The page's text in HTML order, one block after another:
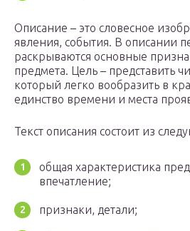
Описание – это словесное
явления, события. В описании
раскрываются основные
предмета. Цель – представить
который легко вообразить в
единство времени и места
Текст описания состоит из
общая характеристика
впечатление;
признаки, детали;